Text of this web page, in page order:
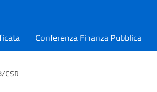
Conferenza Finanza Pubblica
CSR